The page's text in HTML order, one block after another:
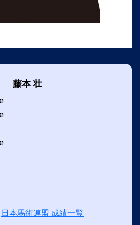
藤本 壮
日本馬術連盟 成績一覧